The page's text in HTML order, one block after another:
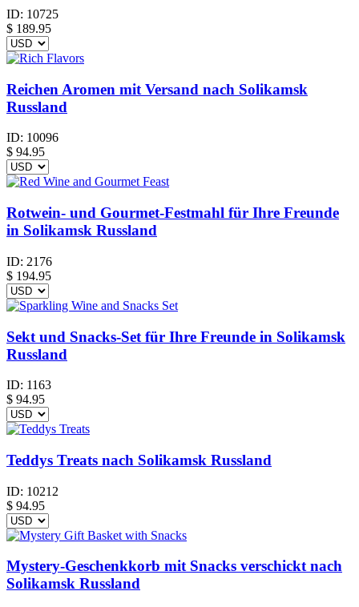
ID: 10725
$ 189.95
Reichen Aromen mit Versand nach Solikamsk
Russland
ID: 10096
$ 94.95
Rotwein- und Gourmet-Festmahl für Ihre Freunde
in Solikamsk Russland
ID: 2176
$ 194.95
Sekt und Snacks-Set für Ihre Freunde in Solikamsk
Russland
ID: 1163
$ 94.95
Teddys Treats nach Solikamsk Russland
ID: 10212
$ 94.95
Mystery-Geschenkkorb mit Snacks verschickt nach
Solikamsk Russland